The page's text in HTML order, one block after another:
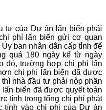
tư của Dự án lấn biển phải
phí lấn biển gửi cơ quan
ban nhân dân cấp tỉnh để
quá 180 ngày kể từ ngày
đó, trường hợp chi phí lấn
chi phí lấn biển đã được
nhà đầu tư phải nộp phần
biển đã được quyết toán
tính trong tổng chi phí phát
tính vào chi phí của Dự án